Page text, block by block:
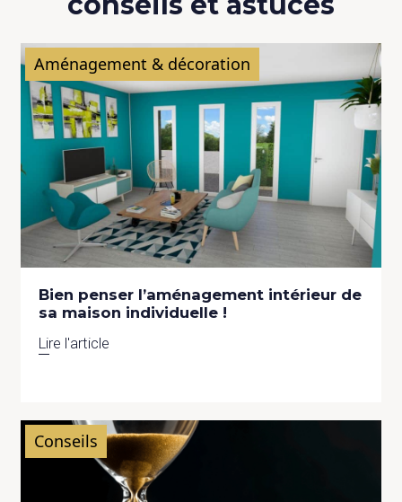
Aménagement & décoration
Bien penser l’aménagement intérieur de
sa maison individuelle !
Lire l'article
Conseils